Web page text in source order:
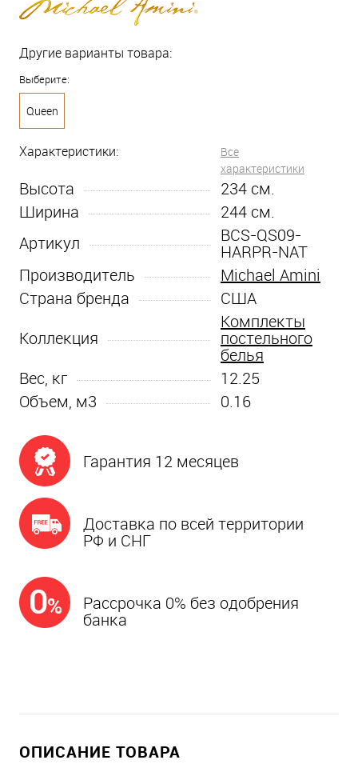
Другие варианты товара:
Выберите:
Queen
Характеристики:
Все
характеристики
Высота 234 см.
Ширина
244 см.
Артикул
BCS-QS09-
HARPR-NAT
Производитель
Michael Amini
Страна бренда
США
Коллекция
Комплекты
постельного
белья
Вес, кг
12.25
Объем, м3
0.16
Гарантия 12 месяцев
Доставка по всей территории
РФ и СНГ
Рассрочка 0% без одобрения
банка
ОПИСАНИЕ ТОВАРА